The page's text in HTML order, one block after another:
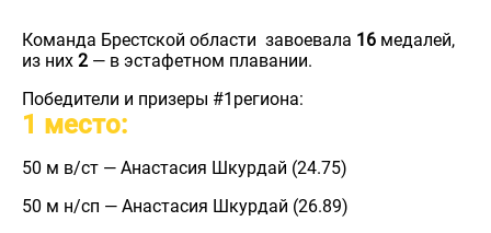
Команда Брестской области завоевала 16 медалей,
из них 2 — в эстафетном плавании.
Победители и призеры #1региона:
1 место:
50 м в/ст — Анастасия Шкурдай (24.75)
50 м н/сп — Анастасия Шкурдай (26.89)